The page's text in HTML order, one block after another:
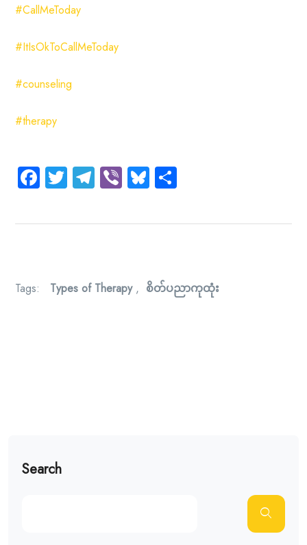
#CallMeToday
#ItIsOkToCallMeToday
#counseling
#therapy
Facebook
TwitterTelegram
ViberBluesky
Tags: Types of Therapy, စိတ်ပညာကုထုံး
Search